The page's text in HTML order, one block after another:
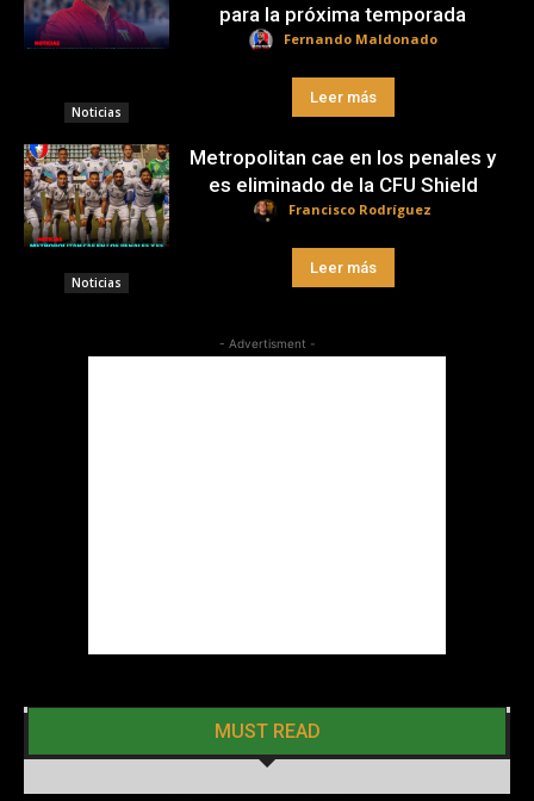
Noticias
para la próxima temporada
Fernando Maldonado
Leer más
Noticias
Metropolitan cae en los penales y
es eliminado de la CFU Shield
Francisco Rodríguez
Leer más
- Advertisment -
MUST READ